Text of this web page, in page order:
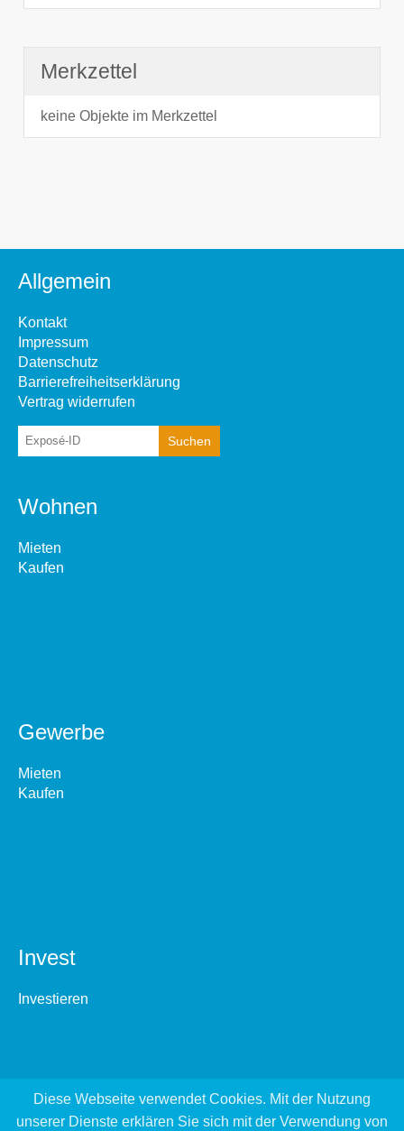
Merkzettel
keine Objekte im Merkzettel
Allgemein
Kontakt
Impressum
Datenschutz
Barrierefreiheitserklärung
Vertrag widerrufen
Wohnen
Mieten
Kaufen
Gewerbe
Mieten
Kaufen
Invest
Investieren
Diese Webseite verwendet Cookies. Mit der Nutzung
unserer Dienste erklären Sie sich mit der Verwendung von